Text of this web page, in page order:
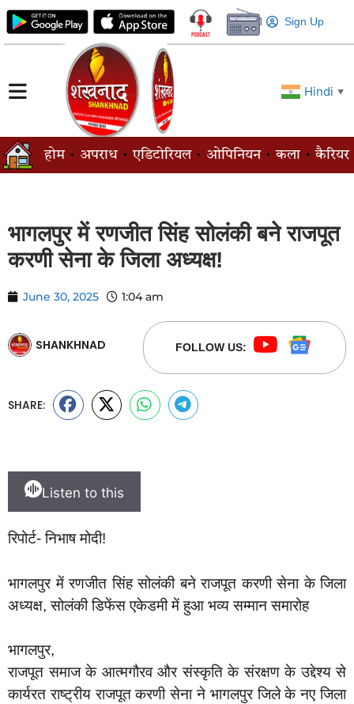
Sign Up
Hindi ▼
होम अपराध एडिटोरियल ओपिनियन कला कैरियर
भागलपुर में रणजीत सिंह सोलंकी बने राजपूत
करणी सेना के जिला अध्यक्ष!
June 30, 2025 1:04 am
SHANKHNAD FOLLOW US:
SHARE:
Listen to this
रिपोर्ट- निभाष मोदी!
भागलपुर में रणजीत सिंह सोलंकी बने राजपूत करणी सेना के जिला
अध्यक्ष, सोलंकी डिफेंस एकेडमी में हुआ भव्य सम्मान समारोह
भागलपुर,
राजपूत समाज के आत्मगौरव और संस्कृति के संरक्षण के उद्देश्य से
कार्यरत राष्ट्रीय राजपूत करणी सेना ने भागलपुर जिले के नए जिला